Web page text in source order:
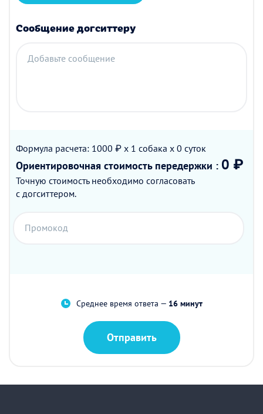
Сообщение догситтеру
Добавьте сообщение
Формула расчета: 1000 ₽ x 1 собака x 0 суток
Ориентировочная стоимость передержки : 0 ₽
Точную стоимость необходимо согласовать
с догситтером.
Промокод
Среднее время ответа — 16 минут
Отправить